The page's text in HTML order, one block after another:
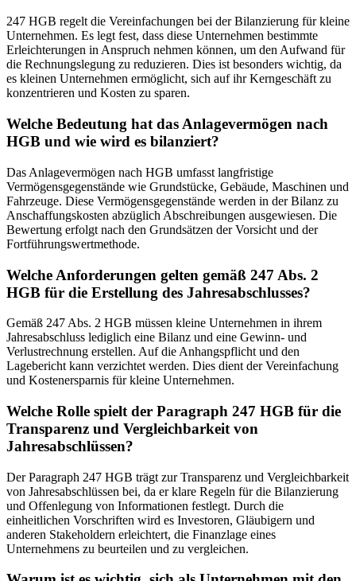
247 HGB regelt die Vereinfachungen bei der Bilanzierung für kleine
Unternehmen. Es legt fest, dass diese Unternehmen bestimmte
Erleichterungen in Anspruch nehmen können, um den Aufwand für
die Rechnungslegung zu reduzieren. Dies ist besonders wichtig, da
es kleinen Unternehmen ermöglicht, sich auf ihr Kerngeschäft zu
konzentrieren und Kosten zu sparen.
Welche Bedeutung hat das Anlagevermögen nach
HGB und wie wird es bilanziert?
Das Anlagevermögen nach HGB umfasst langfristige
Vermögensgegenstände wie Grundstücke, Gebäude, Maschinen und
Fahrzeuge. Diese Vermögensgegenstände werden in der Bilanz zu
Anschaffungskosten abzüglich Abschreibungen ausgewiesen. Die
Bewertung erfolgt nach den Grundsätzen der Vorsicht und der
Fortführungswertmethode.
Welche Anforderungen gelten gemäß 247 Abs. 2
HGB für die Erstellung des Jahresabschlusses?
Gemäß 247 Abs. 2 HGB müssen kleine Unternehmen in ihrem
Jahresabschluss lediglich eine Bilanz und eine Gewinn- und
Verlustrechnung erstellen. Auf die Anhangspflicht und den
Lagebericht kann verzichtet werden. Dies dient der Vereinfachung
und Kostenersparnis für kleine Unternehmen.
Welche Rolle spielt der Paragraph 247 HGB für die
Transparenz und Vergleichbarkeit von
Jahresabschlüssen?
Der Paragraph 247 HGB trägt zur Transparenz und Vergleichbarkeit
von Jahresabschlüssen bei, da er klare Regeln für die Bilanzierung
und Offenlegung von Informationen festlegt. Durch die
einheitlichen Vorschriften wird es Investoren, Gläubigern und
anderen Stakeholdern erleichtert, die Finanzlage eines
Unternehmens zu beurteilen und zu vergleichen.